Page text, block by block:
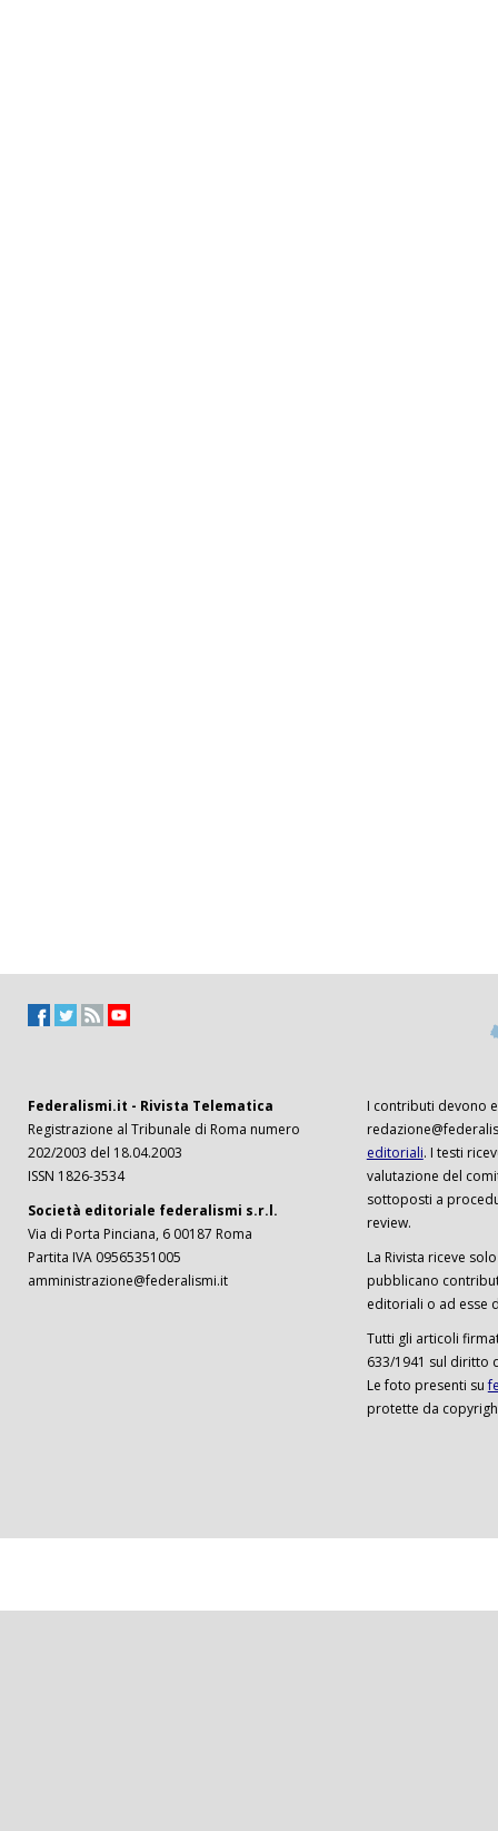
Federalismi.it - Rivista Telematica
Registrazione al Tribunale di Roma numero
202/2003 del 18.04.2003
ISSN 1826-3534
Società editoriale federalismi s.r.l.
Via di Porta Pinciana, 6 00187 Roma
Partita IVA 09565351005
amministrazione@federalismi.it
I contributi devono
editoriali. I testi
valutazione del
sottoposti a
review.
La Rivista riceve
pubblicano
editoriali o ad esse
Tutti gli articoli
633/1941 sul diritto
Le foto presenti su
protette da